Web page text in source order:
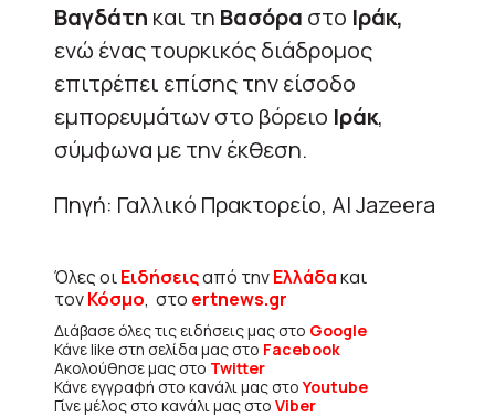
Βαγδάτη και τη Βασόρα στο Ιράκ,
ενώ ένας τουρκικός διάδρομος
επιτρέπει επίσης την είσοδο
εμπορευμάτων στο βόρειο Ιράκ,
σύμφωνα με την έκθεση.
Πηγή: Γαλλικό Πρακτορείο, Al Jazeera
Όλες οιΕιδήσειςαπό τηνΕλλάδακαι
τονΚόσμο, στο ertnews.gr
Διάβασε όλες τις ειδήσεις μας στο Google
Κάνε like στη σελίδα μας στο Facebook
Ακολούθησε μας στο Twitter
Κάνε εγγραφή στο κανάλι μας στοYoutube
Γίνε μέλος στο κανάλι μας στο Viber